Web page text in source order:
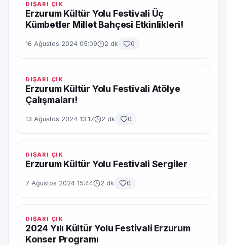
DIŞARI ÇIK
Erzurum Kültür Yolu Festivali Üç
Kümbetler Millet Bahçesi Etkinlikleri!
16 Ağustos 2024 05:09 2 dk 0
DIŞARI ÇIK
Erzurum Kültür Yolu Festivali Atölye
Çalışmaları!
13 Ağustos 2024 13:17 2 dk 0
DIŞARI ÇIK
Erzurum Kültür Yolu Festivali Sergiler
7 Ağustos 2024 15:44 2 dk 0
DIŞARI ÇIK
2024 Yılı Kültür Yolu Festivali Erzurum
Konser Programı